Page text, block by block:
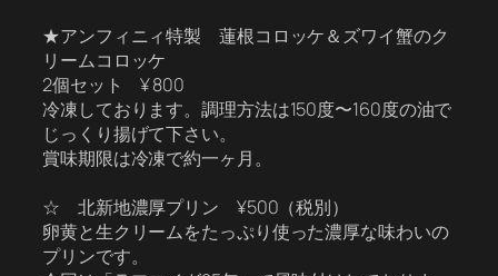
★アンフィニィ特製 蓮根コロッケ＆ズワイ蟹のク
リームコロッケ
2個セット ¥ 800
冷凍しております。調理方法は150度〜160度の油で
じっくり揚げて下さい。
賞味期限は冷凍で約一ヶ月。
☆ 北新地濃厚プリン ¥500（税別）
卵黄と生クリームをたっぷり使った濃厚な味わいの
プリンです。